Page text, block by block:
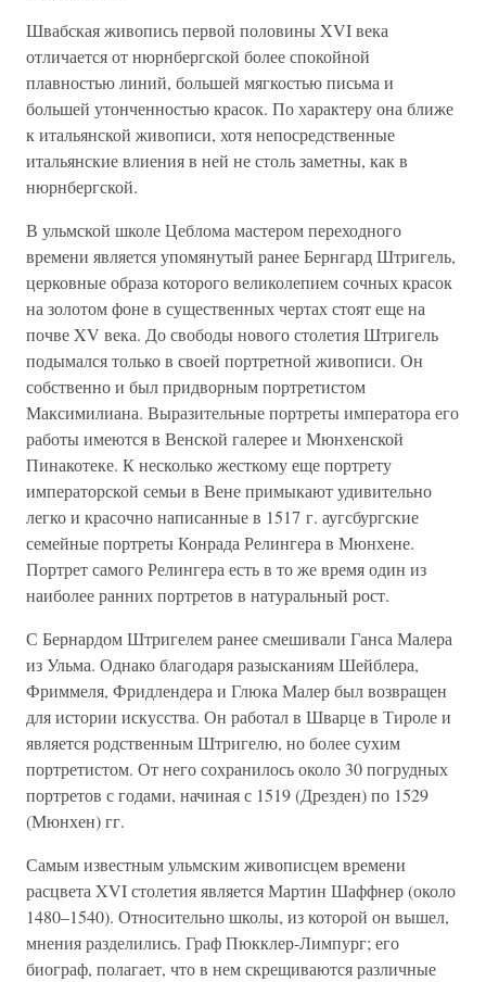
Швабская живопись первой половины XVI века
отличается от нюрнбергской более спокойной
плавностью линий, большей мягкостью письма и
большей утонченностью красок. По характеру она ближе
к итальянской живописи, хотя непосредственные
итальянские влиения в ней не столь заметны, как в
нюрнбергской.
В ульмской школе Цеблома мастером переходного
времени является упомянутый ранее Бернгард Штригель,
церковные образа которого великолепием сочных красок
на золотом фоне в существенных чертах стоят еще на
почве XV века. До свободы нового столетия Штригель
подымался только в своей портретной живописи. Он
собственно и был придворным портретистом
Максимилиана. Выразительные портреты императора его
работы имеются в Венской галерее и Мюнхенской
Пинакотеке. К несколько жесткому еще портрету
императорской семьи в Вене примыкают удивительно
легко и красочно написанные в 1517 г. аугсбургские
семейные портреты Конрада Релингера в Мюнхене.
Портрет самого Релингера есть в то же время один из
наиболее ранних портретов в натуральный рост.
С Бернардом Штригелем ранее смешивали Ганса Малера
из Ульма. Однако благодаря разысканиям Шейблера,
Фриммеля, Фридлендера и Глюка Малер был возвращен
для истории искусства. Он работал в Шварце в Тироле и
является родственным Штригелю, но более сухим
портретистом. От него сохранилось около 30 погрудных
портретов с годами, начиная с 1519 (Дрезден) по 1529
(Мюнхен) гг.
Самым известным ульмским живописцем времени
расцвета XVI столетия является Мартин Шаффнер (около
1480–1540). Относительно школы, из которой он вышел,
мнения разделились. Граф Пюкклер-Лимпург; его
биограф, полагает, что в нем скрещиваются различные